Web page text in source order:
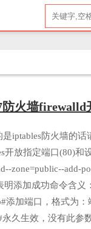
防火墙firewalld
iptables防火墙的话
开放指定端口(80)和
zone=public--add-
明添加成功命令含义
添加端口，格式为
永久生效，没有此参